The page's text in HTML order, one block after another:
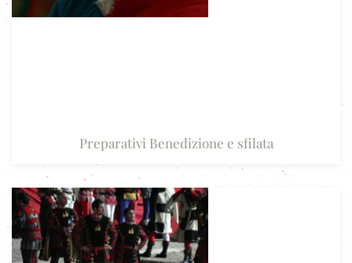
Preparativi Benedizione e sfilata